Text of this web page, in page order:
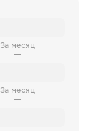
За месяц
—
За месяц
—